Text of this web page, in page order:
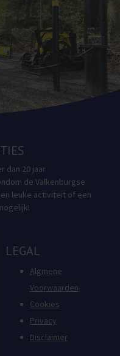
dan 20 jaar
de Valkenburgse
leuke activiteit of een
LEGAL
Algmene
Voorwaarden
Cookies
Privacy
Disclaimer